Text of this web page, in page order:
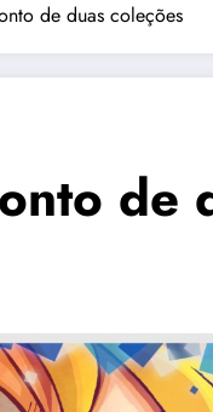
de duas coleções
de